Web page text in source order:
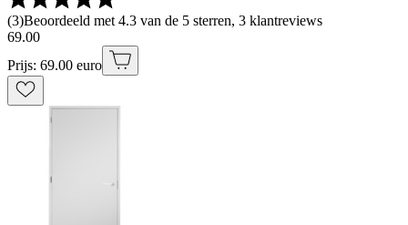
(3)Beoordeeld met 4.3 van de 5 sterren, 3 klantreviews
69.00
Prijs: 69.00 euro